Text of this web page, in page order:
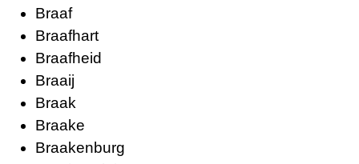
Braaf
Braafhart
Braafheid
Braaij
Braak
Braake
Braakenburg